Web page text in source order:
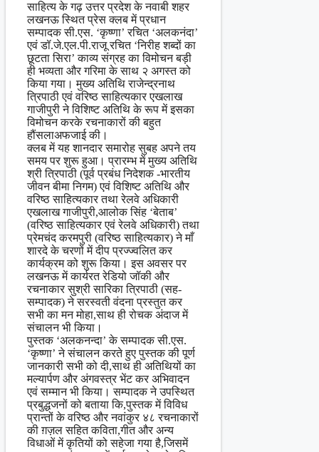
साहित्य के गढ़ उत्तर प्रदेश के नवाबी शहर
लखनऊ स्थित प्रेस क्लब में प्रधान
सम्पादक सी.एस. ‘कृष्णा’ रचित ‘अलकनंदा’
एवं डॉ.जे.एल.पी.राजू रचित ‘निरीह शब्दों का
छूटता सिरा’ काव्य संग्रह का विमोचन बड़ी
ही भव्यता और गरिमा के साथ २ अगस्त को
किया गया। मुख्य अतिथि राजेन्द्रनाथ
त्रिपाठी एवं वरिष्ठ साहित्यकार एखलाख
गाजीपुरी ने विशिष्ट अतिथि के रूप में इसका
विमोचन करके रचनाकारों की बहुत
हौंसलाअफजाई की।
क्लब में यह शानदार समारोह सुबह अपने तय
समय पर शुरू हुआ। प्रारम्भ में मुख्य अतिथि
श्री त्रिपाठी (पूर्व प्रबंध निदेशक -भारतीय
जीवन बीमा निगम) एवं विशिष्ट अतिथि और
वरिष्ठ साहित्यकार तथा रेलवे अधिकारी
एखलाख गाजीपुरी,आलोक सिंह ‘बेताब’
(वरिष्ठ साहित्यकार एवं रेलवे अधिकारी) तथा
प्रेमचंद करमपुरी (वरिष्ठ साहित्यकार) ने माँ
शारदे के चरणों में दीप प्रज्ज्वलित कर
कार्यक्रम को शुरू किया। इस अवसर पर
लखनऊ में कार्यरत रेडियो जॉकी और
रचनाकार सुश्री सारिका त्रिपाठी (सह-
सम्पादक) ने सरस्वती वंदना प्रस्तुत कर
सभी का मन मोहा,साथ ही रोचक अंदाज में
संचालन भी किया।
पुस्तक ‘अलकनन्दा’ के सम्पादक सी.एस.
‘कृष्णा’ ने संचालन करते हुए पुस्तक की पूर्ण
जानकारी सभी को दी,साथ ही अतिथियों का
मल्यार्पण और अंगवस्त्र भेंट कर अभिवादन
एवं सम्मान भी किया। सम्पादक ने उपस्थित
प्रबुद्धजनों को बताया कि,पुस्तक में विविध
प्रान्तों के वरिष्ठ और नवांकुर ४८ रचनाकारों
की ग़ज़ल सहित कविता,गीत और अन्य
विधाओं में कृतियों को सहेजा गया है,जिसमें